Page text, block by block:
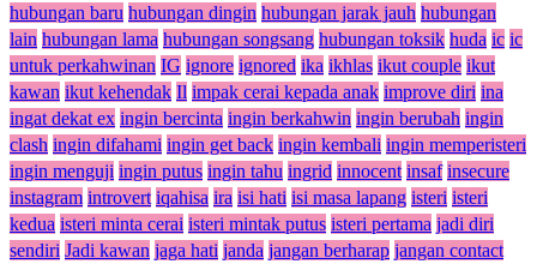
hubungan baru hubungan dingin hubungan jarak jauh hubungan
lain hubungan lama hubungan songsang hubungan toksik huda ic ic
untuk perkahwinan IG ignore ignored ika ikhlas ikut couple ikut
kawan ikut kehendak Il impak cerai kepada anak improve diri ina
ingat dekat ex ingin bercinta ingin berkahwin ingin berubah ingin
clash ingin difahami ingin get back ingin kembali ingin memperisteri
ingin menguji ingin putus ingin tahu ingrid innocent insaf insecure
instagram introvert iqahisa ira isi hati isi masa lapang isteri isteri
kedua isteri minta cerai isteri mintak putus isteri pertama jadi diri
sendiri Jadi kawan jaga hati janda jangan berharap jangan contact